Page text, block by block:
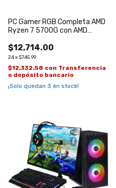
PC Gamer RGB Completa AMD
Ryzen 7 5700G con AMD
$12,714.00
24x $745.99
$12,332.58 con Transferencia
o depósito bancario
¡Solo quedan 3 en stock!